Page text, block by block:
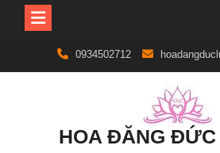
content
0934502712
HOA ĐĂNG